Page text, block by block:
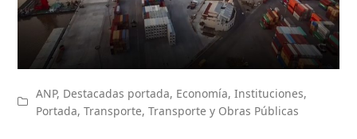
ANP, Destacadas portada, Economía,Instituciones,
Portada,Transporte,Transporte y Obras Públicas